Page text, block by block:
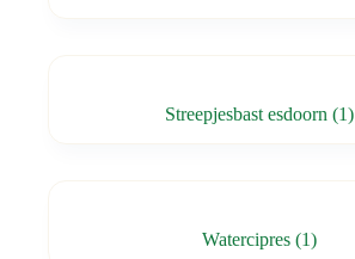
Streepjesbast esdoorn(1)
Watercipres(1)